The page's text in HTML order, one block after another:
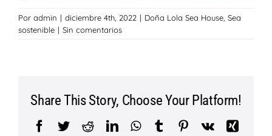
Por admin | diciembre 4th, 2022 | Doña Lola Sea House, Sea
sostenible | Sin comentarios
Share This Story, Choose Your Platform!
Facebook
TwitterRedditLinkedInWhatsApp
TumblrPinterest
Vk
Xing